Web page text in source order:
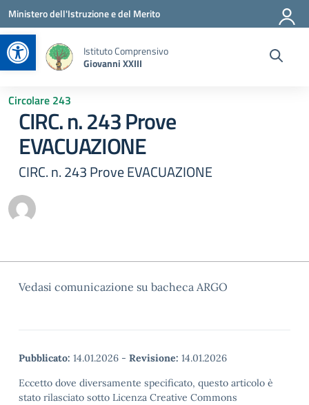
Apri la barra degli strumenti
Vai ai contenuti
Vai al menu di navigazione
Vai al footer
Ministero dell'Istruzione e del Merito
Istituto Comprensivo
Giovanni XXIII
Circolare 243
CIRC. n. 243 Prove
EVACUAZIONE
CIRC. n. 243 Prove EVACUAZIONE
Vedasi comunicazione su bacheca ARGO
Pubblicato: 14.01.2026 - Revisione: 14.01.2026
Eccetto dove diversamente specificato, questo articolo è
stato rilasciato sotto Licenza Creative Commons